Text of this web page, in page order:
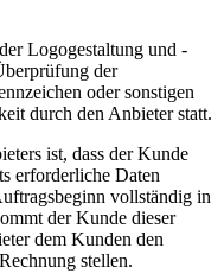
Logogestaltung und -
der
oder sonstigen
durch den Anbieter statt.
ist, dass der Kunde
erforderliche Daten
vollständig in
der Kunde dieser
dem Kunden den
stellen.